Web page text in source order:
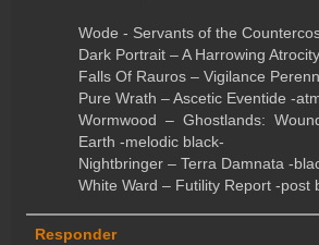
Wode - Servants of the
Dark Portrait – A Harrowing
Falls Of Rauros – Vigilance
Pure Wrath – Ascetic Eventide -
Wormwood – Ghostlands:
Earth -melodic black-
Nightbringer – Terra Damnata -
White Ward – Futility Report -post
Responder